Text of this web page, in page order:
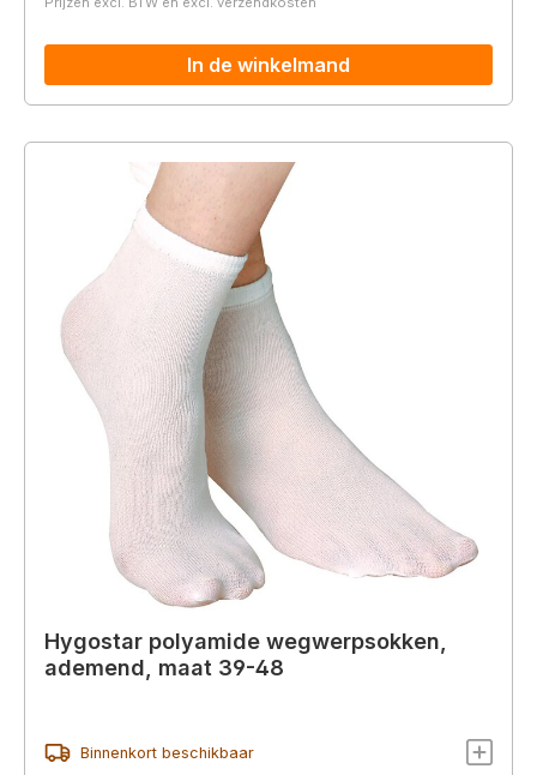
In de winkelmand
Hygostar polyamide wegwerpsokken,
ademend, maat 39-48
Binnenkort beschikbaar